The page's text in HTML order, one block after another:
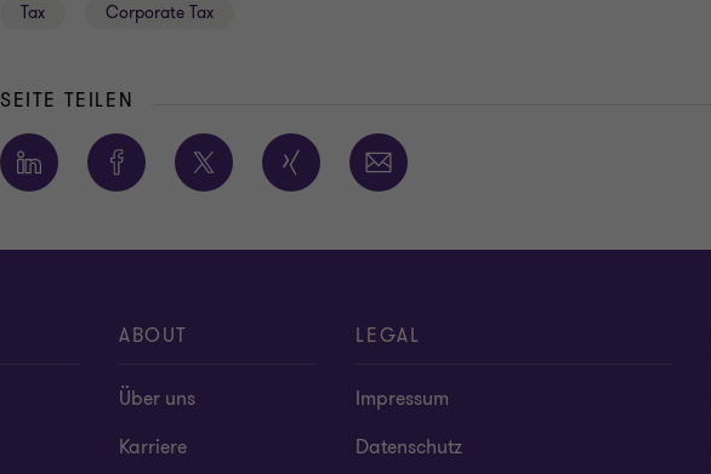
Tax Corporate Tax
SEITE TEILEN
ABOUT
Über uns
Karriere
LEGAL
Impressum
Datenschutz